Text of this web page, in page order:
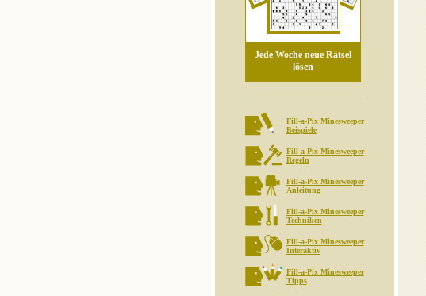
Jede Woche neue Rätsel
lösen
Fill-a-Pix Minesweeper
Beispiele
Fill-a-Pix Minesweeper
Regeln
Fill-a-Pix Minesweeper
Anleitung
Fill-a-Pix Minesweeper
Techniken
Fill-a-Pix Minesweeper
Interaktiv
Fill-a-Pix Minesweeper
Tipps